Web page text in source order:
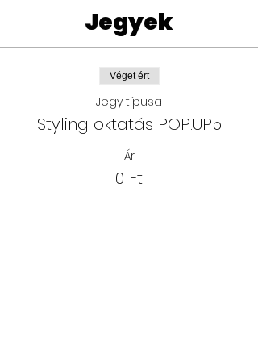
modern megjelenéseket megoszd a
szalonban a vendégeiddel, illetve
tágíthatod a stílusgyűjteményedet. A
tőled.
Jegyek
Véget ért
Jegy típusa
Styling oktatás POP.UP5
Ár
0 Ft